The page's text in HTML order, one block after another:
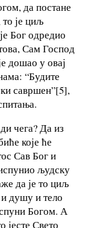
да постане
је циљ
Бог одредио
Сам Господ
дошао у овај
“Будите
савршен”[5],
чега? Да из
које ће
Сав Бог и
људску
да је то циљ
душу и тело
Богом. А
јесте Свето